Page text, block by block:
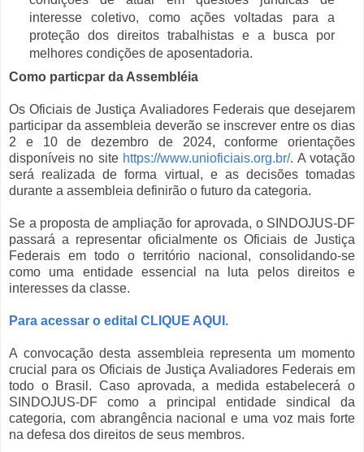
interesse coletivo, como ações voltadas para a
proteção dos direitos trabalhistas e a busca por
melhores condições de aposentadoria.
Como particpar da Assembléia
Os Oficiais de Justiça Avaliadores Federais que desejarem
participar da assembleia deverão se inscrever entre os dias
2 e 10 de dezembro de 2024, conforme orientações
disponíveis no site https://www.unioficiais.org.br/. A votação
será realizada de forma virtual, e as decisões tomadas
durante a assembleia definirão o futuro da categoria.
Se a proposta de ampliação for aprovada, o SINDOJUS-DF
passará a representar oficialmente os Oficiais de Justiça
Federais em todo o território nacional, consolidando-se
como uma entidade essencial na luta pelos direitos e
interesses da classe.
Para acessar o edital CLIQUE AQUI.
A convocação desta assembleia representa um momento
crucial para os Oficiais de Justiça Avaliadores Federais em
todo o Brasil. Caso aprovada, a medida estabelecerá o
SINDOJUS-DF como a principal entidade sindical da
categoria, com abrangência nacional e uma voz mais forte
na defesa dos direitos de seus membros.